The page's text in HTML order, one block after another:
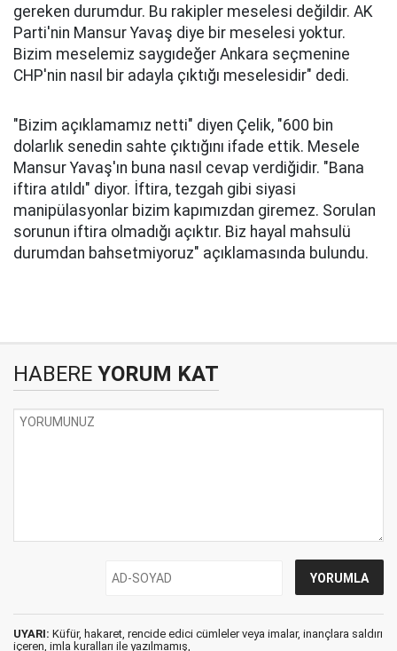
gereken durumdur. Bu rakipler meselesi değildir. AK
Parti'nin Mansur Yavaş diye bir meselesi yoktur.
Bizim meselemiz saygıdeğer Ankara seçmenine
CHP'nin nasıl bir adayla çıktığı meselesidir" dedi.
"Bizim açıklamamız netti" diyen Çelik, "600 bin
dolarlık senedin sahte çıktığını ifade ettik. Mesele
Mansur Yavaş'ın buna nasıl cevap verdiğidir. "Bana
iftira atıldı" diyor. İftira, tezgah gibi siyasi
manipülasyonlar bizim kapımızdan giremez. Sorulan
sorunun iftira olmadığı açıktır. Biz hayal mahsulü
durumdan bahsetmiyoruz" açıklamasında bulundu.
HABERE YORUM KAT
UYARI: Küfür, hakaret, rencide edici cümleler veya imalar, inançlara saldırı
içeren, imla kuralları ile yazılmamış,